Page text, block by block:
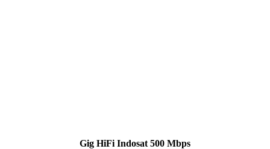
Gig HiFi Indosat 500 Mbps